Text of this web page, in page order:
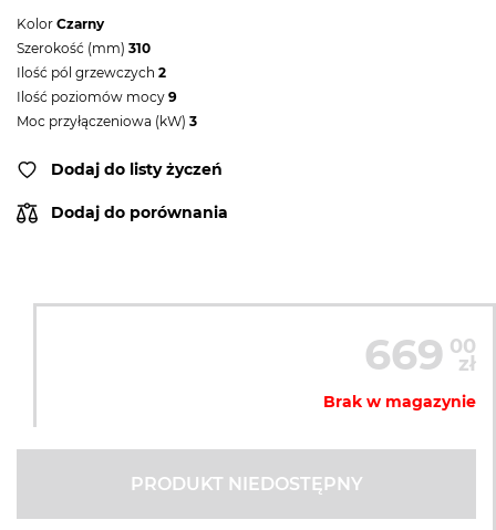
Kolor Czarny
Szerokość (mm) 310
Ilość pól grzewczych 2
Ilość poziomów mocy 9
Moc przyłączeniowa (kW) 3
Dodaj do listy życzeń
Dodaj do porównania
669 00
zł
Brak w magazynie
PRODUKT NIEDOSTĘPNY